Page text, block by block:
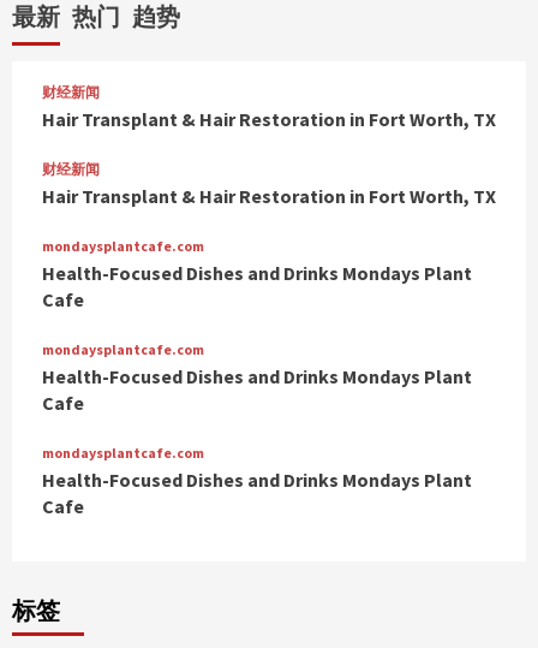
最新 热门 趋势
财经新闻
Hair Transplant & Hair Restoration in Fort Worth, TX
财经新闻
Hair Transplant & Hair Restoration in Fort Worth, TX
mondaysplantcafe.com
Health-Focused Dishes and Drinks Mondays Plant
Cafe
mondaysplantcafe.com
Health-Focused Dishes and Drinks Mondays Plant
Cafe
mondaysplantcafe.com
Health-Focused Dishes and Drinks Mondays Plant
Cafe
标签